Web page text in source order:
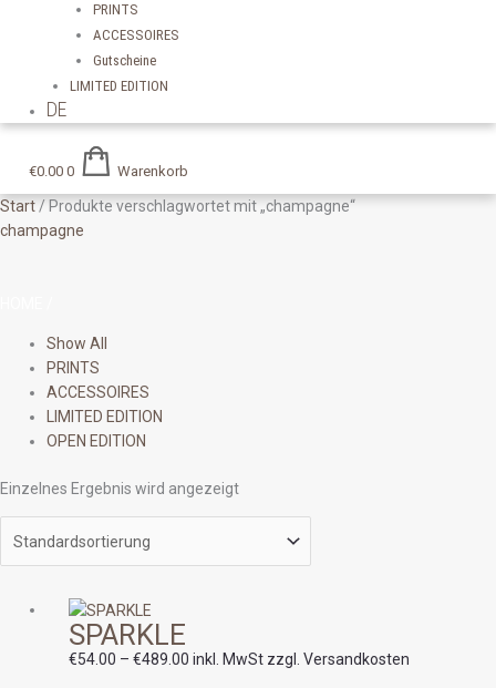
PRINTS
ACCESSOIRES
Gutscheine
LIMITED EDITION
DE
€0.00 0 Warenkorb
Start / Produkte verschlagwortet mit „champagne“
champagne
Show All
PRINTS
ACCESSOIRES
LIMITED EDITION
OPEN EDITION
Einzelnes Ergebnis wird angezeigt
SPARKLE
€54.00 – €489.00 bis
inkl. MwSt zzgl. Versandkosten